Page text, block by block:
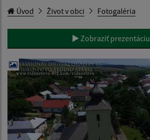
Úvod Život v obci Fotogaléria
Zobraziť prezentáciu